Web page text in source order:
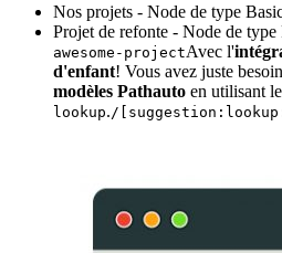
Nos projets - Node de type
Projet de refonte - Node de type
awesome-projectAvec l'
d'enfant! Vous avez juste
modèles Pathauto en utilisant
lookup. /